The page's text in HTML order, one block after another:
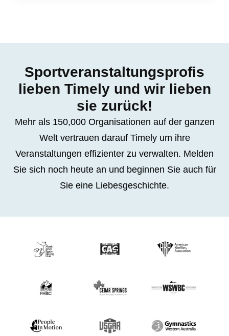
Sportveranstaltungsprofis
lieben Timely und wir lieben
sie zurück!
Mehr als 150,000 Organisationen auf der ganzen
Welt vertrauen darauf Timely um ihre
Veranstaltungen effizienter zu verwalten. Melden
Sie sich noch heute an und beginnen Sie auch für
Sie eine Liebesgeschichte.